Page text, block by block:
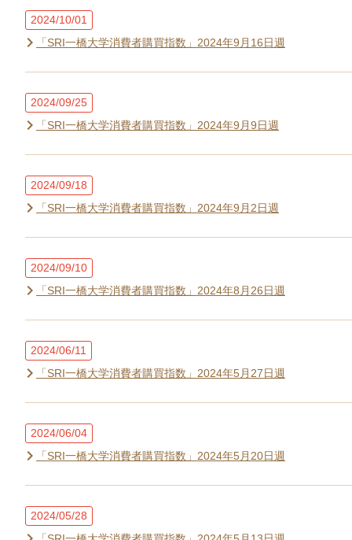
2024/10/01
「SRI一橋大学消費者購買指数」2024年9月16日週
2024/09/25
「SRI一橋大学消費者購買指数」2024年9月9日週
2024/09/18
「SRI一橋大学消費者購買指数」2024年9月2日週
2024/09/10
「SRI一橋大学消費者購買指数」2024年8月26日週
2024/06/11
「SRI一橋大学消費者購買指数」2024年5月27日週
2024/06/04
「SRI一橋大学消費者購買指数」2024年5月20日週
2024/05/28